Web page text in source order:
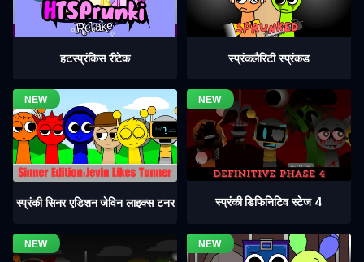
हटस्प्रंकिस रीटेक स्प्रंकलैरिटी स्प्रंकड
स्प्रंकी सिनर एडिशन जेविन लाइक्स टनर स्प्रंकी डिफिनिटिव स्टेज 4